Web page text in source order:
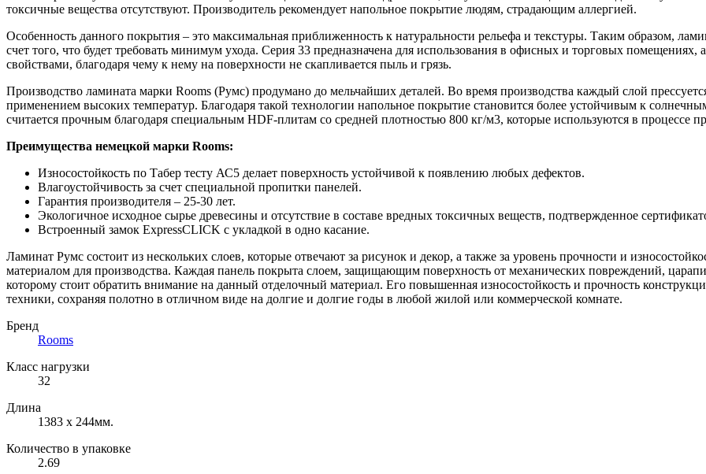
токсичные вещества отсутствуют. Производитель рекомендует напольное покрытие людям, страдающим аллергией.
Особенность данного покрытия – это максимальная приближенность к натуральности рельефа и текстуры. Таким образом,
счет того, что будет требовать минимум ухода. Серия 33 предназначена для использования в офисных и торговых
свойствами, благодаря чему к нему на поверхности не скапливается пыль и грязь.
Производство ламината марки Rooms (Румс) продумано до мельчайших деталей. Во время производства каждый слой
применением высоких температур. Благодаря такой технологии напольное покрытие становится более устойчивым к
считается прочным благодаря специальным HDF-плитам со средней плотностью 800 кг/м3, которые используются в процессе
Преимущества немецкой марки Rooms:
Износостойкость по Табер тесту АС5 делает поверхность устойчивой к появлению любых дефектов.
Влагоустойчивость за счет специальной пропитки панелей.
Гарантия производителя – 25-30 лет.
Экологичное исходное сырье древесины и отсутствие в составе вредных токсичных веществ, подтвержденное
Встроенный замок ExpressCLICK с укладкой в одно касание.
Ламинат Румс состоит из нескольких слоев, которые отвечают за рисунок и декор, а также за уровень прочности и
материалом для производства. Каждая панель покрыта слоем, защищающим поверхность от механических повреждений,
которому стоит обратить внимание на данный отделочный материал. Его повышенная износостойкость и прочность
техники, сохраняя полотно в отличном виде на долгие и долгие годы в любой жилой или коммерческой комнате.
Бренд
Rooms
Класс нагрузки
32
Длина
1383 x 244мм.
Количество в упаковке
2.69